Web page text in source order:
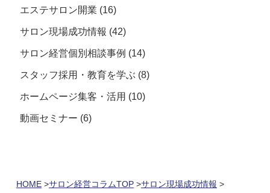
エステサロン開業 (16)
サロン現場成功情報 (42)
サロン経営個別相談事例 (14)
スタッフ採用・教育を学ぶ (8)
ホームページ集客・活用 (10)
動画セミナー (6)
HOME サロン経営コラムTOP
サロン現場成功情報